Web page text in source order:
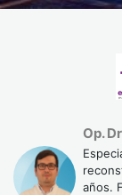
Op.
años.